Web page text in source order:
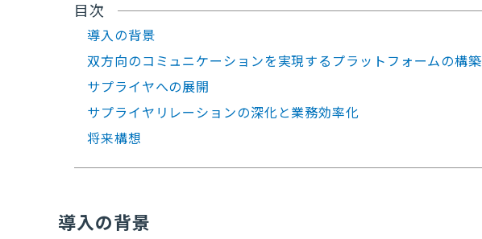
目次
導入の背景
双方向のコミュニケーションを実現するプラットフォームの構築
サプライヤへの展開
サプライヤリレーションの深化と業務効率化
将来構想
導入の背景